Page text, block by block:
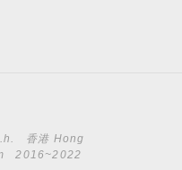
香港 Hong
2016~2022